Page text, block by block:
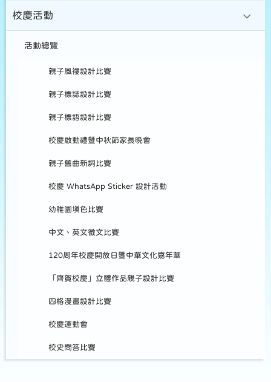
校慶活動
活動總覽
親子風褸設計比賽
親子標誌設計比賽
親子標語設計比賽
校慶啟動禮暨中秋節家長晚會
親子舊曲新詞比賽
校慶 WhatsApp Sticker 設計活動
幼稚園填色比賽
中文、英文徵文比賽
120周年校慶開放日暨中華文化嘉年華
「齊賀校慶」立體作品親子設計比賽
四格漫畫設計比賽
校慶運動會
校史問答比賽